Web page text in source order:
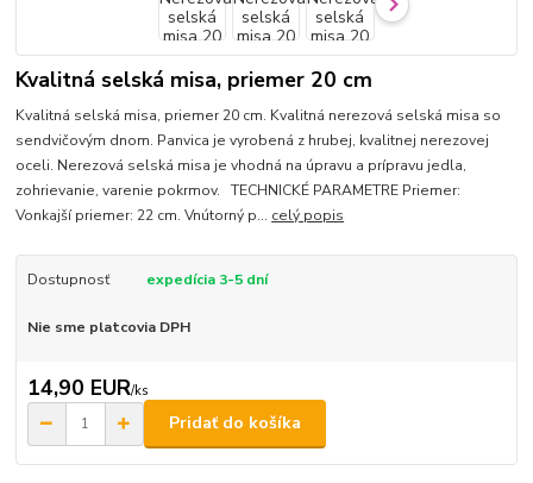
Kvalitná selská misa, priemer 20 cm
Kvalitná selská misa, priemer 20 cm. Kvalitná nerezová selská misa so
sendvičovým dnom. Panvica je vyrobená z hrubej, kvalitnej nerezovej
oceli. Nerezová selská misa je vhodná na úpravu a prípravu jedla,
zohrievanie, varenie pokrmov. TECHNICKÉ PARAMETRE Priemer:
Vonkajší priemer: 22 cm. Vnútorný p... celý popis
Dostupnosť expedícia 3-5 dní
Nie sme platcovia DPH
14,90 EUR/ks
Pridať do košíka